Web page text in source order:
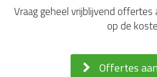
Vraag geheel vrijblijvend offertes
op de
Offertes